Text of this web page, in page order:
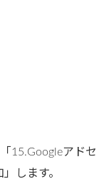
15.Googleアドセ
します。